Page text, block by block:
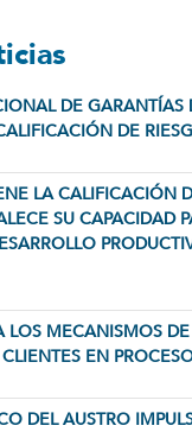
DE GARANTÍAS
DE
LA CALIFICACIÓN
SU CAPACIDAD
LOS MECANISMOS
EN
DEL AUSTRO